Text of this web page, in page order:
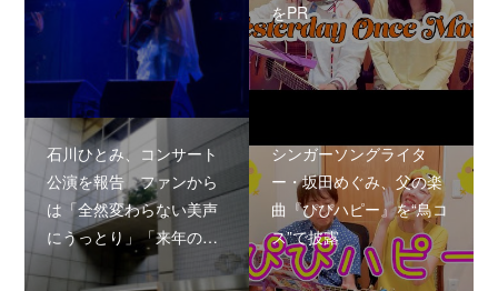
をPR
石川ひとみ、コンサート
公演を報告 ファンから
は「全然変わらない美声
にうっとり」「来年の…
シンガーソングライタ
ー・坂田めぐみ、父の楽
曲『ぴぴハピー』を“鳥コ
ス”で披露